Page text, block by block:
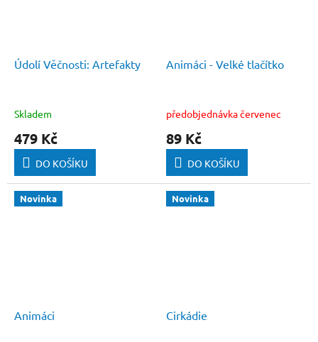
Údolí Věčnosti: Artefakty
Skladem
479 Kč
DO KOŠÍKU
Animáci - Velké tlačítko
předobjednávka červenec
89 Kč
DO KOŠÍKU
Novinka
Animáci
Novinka
Cirkádie